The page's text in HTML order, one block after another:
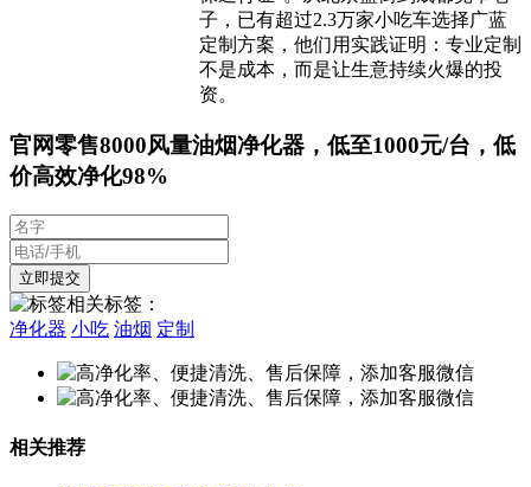
子，已有超过2.3万家小吃车选择广蓝
定制方案，他们用实践证明：专业定制
不是成本，而是让生意持续火爆的投
资。
官网零售8000风量油烟净化器，低至1000元/台，低
价高效净化98%
相关标签：
净化器 小吃 油烟 定制
相关推荐